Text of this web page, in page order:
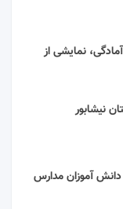
نمایشی از
نیشابور
دانش آموزان مدارس